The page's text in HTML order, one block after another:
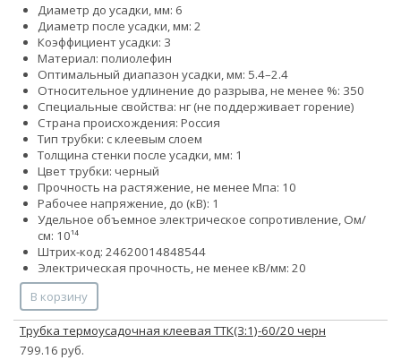
Диаметр до усадки, мм: 6
Диаметр после усадки, мм: 2
Коэффициент усадки: 3
Материал: полиолефин
Оптимальный диапазон усадки, мм: 5.4–2.4
Относительное удлинение до разрыва, не менее %: 350
Специальные свойства: нг (не поддерживает горение)
Страна происхождения: Россия
Тип трубки: с клеевым слоем
Толщина стенки после усадки, мм: 1
Цвет трубки: черный
Прочность на растяжение, не менее Мпа: 10
Рабочее напряжение, до (кВ): 1
Удельное объемное электрическое сопротивление, Ом/
см: 10¹⁴
Штрих-код: 24620014848544
Электрическая прочность, не менее кВ/мм: 20
В корзину
Трубка термоусадочная клеевая ТТК(3:1)-60/20 черн
799.16 руб.